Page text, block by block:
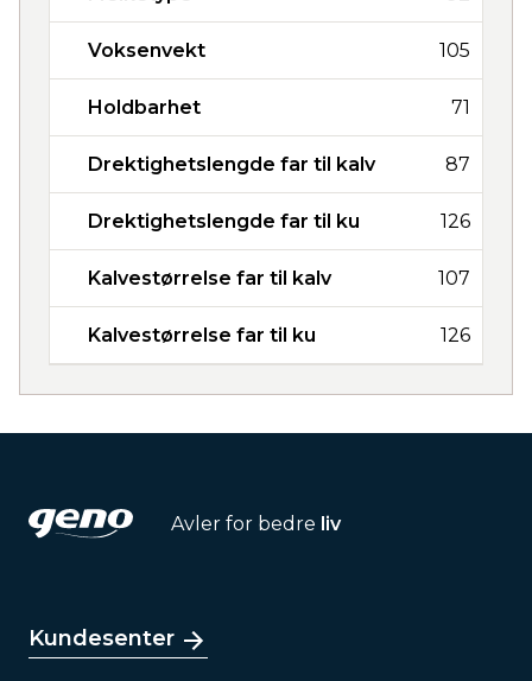
Voksenvekt 105
Holdbarhet 71
Drektighetslengde far til kalv 87
Drektighetslengde far til ku 126
Kalvestørrelse far til kalv 107
Kalvestørrelse far til ku 126
Avler for bedre liv
Kundesenter